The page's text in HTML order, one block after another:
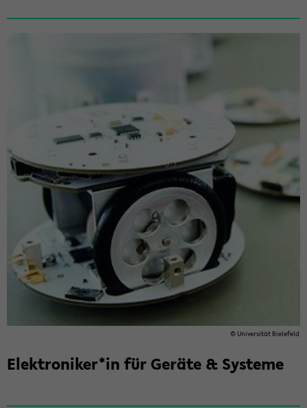
© Uni­ver­si­tät Bie­le­feld
Elek­tro­ni­ker*in für Ge­rä­te & Sys­te­me